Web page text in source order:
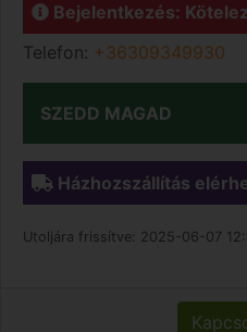
Bejelentkezés:
Telefon: +36309349930
SZEDD MAGAD
Házhozszállítás
Utoljára frissítve: 2025-06-07